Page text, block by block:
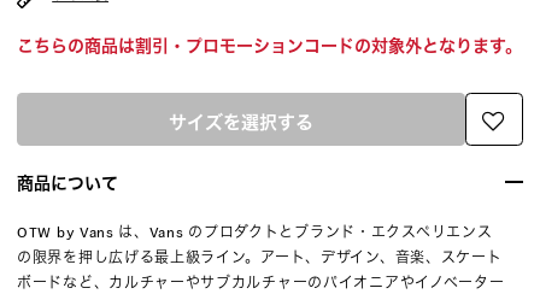
こちらの商品は割引・プロモーションコードの対象外となります。
サイズを選択する
商品について
OTW by Vans は、Vans のプロダクトとブランド・エクスペリエンス
の限界を押し広げる最上級ライン。アート、デザイン、音楽、スケート
ボードなど、カルチャーやサブカルチャーのパイオニアやイノベーター